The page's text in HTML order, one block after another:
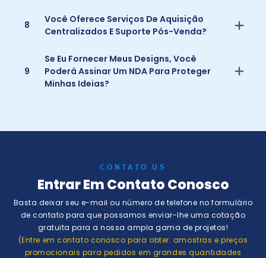
8
Você Oferece Serviços De Aquisição
Centralizados E Suporte Pós-Venda?
9
Se Eu Fornecer Meus Designs, Você
Poderá Assinar Um NDA Para Proteger
Minhas Ideias?
CONTATO US
Entrar Em Contato Conosco
Basta deixar seu e-mail ou número de telefone no formulário
de contato para que possamos enviar-lhe uma cotação
gratuita para a nossa ampla gama de projetos!
(Entre em contato conosco para obter: amostras e preços
promocionais para pedidos em grandes quantidades